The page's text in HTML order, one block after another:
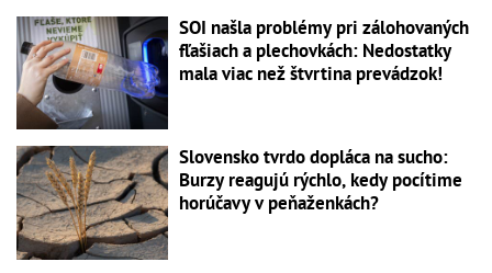
SOI našla problémy pri zálohovaných
fľašiach a plechovkách: Nedostatky
mala viac než štvrtina prevádzok!
Slovensko tvrdo dopláca na sucho:
Burzy reagujú rýchlo, kedy pocítime
horúčavy v peňaženkách?